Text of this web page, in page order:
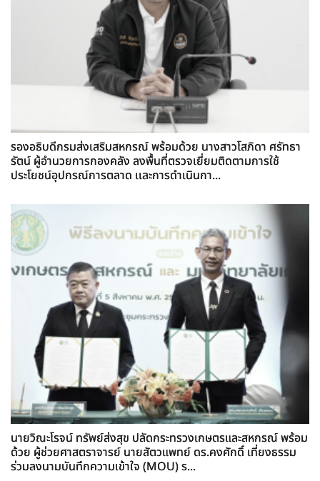
รองอธิบดีกรมส่งเสริมสหกรณ์ พร้อมด้วย นางสาวโสภิดา ศรัทธา
รัตน์ ผู้อำนวยการกองคลัง ลงพื้นที่ตรวจเยี่ยมติดตามการใช้
ประโยชน์อุปกรณ์การตลาด เเละการดำเนินกา...
นายวิณะโรจน์ ทรัพย์ส่งสุข ปลัดกระทรวงเกษตรและสหกรณ์ พร้อม
ด้วย ผู้ช่วยศาสตราจารย์ นายสัตวแพทย์ ดร.คงศักดิ์ เที่ยงธรรม
ร่วมลงนามบันทึกความเข้าใจ (MOU) ร...